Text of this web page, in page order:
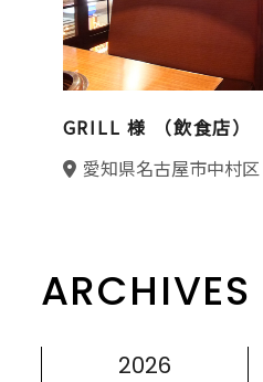
GRILL 様 （飲食店）
愛知県名古屋市中村区
ARCHIVES
2026